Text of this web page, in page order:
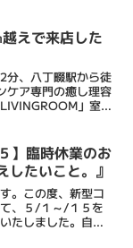
するにあたり、僕
かな...
えで来店した
分、八丁畷駅から徒
ケア専門の癒し理容
」室長
境を整えるヘッド
】臨時休業のお
たいこと。』
。この度、新型コ
、５/１～/１５を
たしました。自分